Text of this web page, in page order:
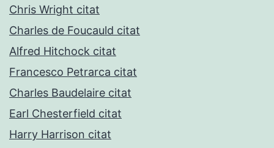
Chris Wright citat
Charles de Foucauld citat
Alfred Hitchock citat
Francesco Petrarca citat
Charles Baudelaire citat
Earl Chesterfield citat
Harry Harrison citat